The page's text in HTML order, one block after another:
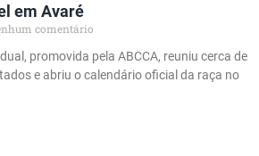
em Avaré
comentário
promovida pela ABCCA, reuniu cerca de
e abriu o calendário oficial da raça no